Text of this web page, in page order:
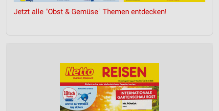
Jetzt alle "Obst & Gemüse" Themen entdecken!